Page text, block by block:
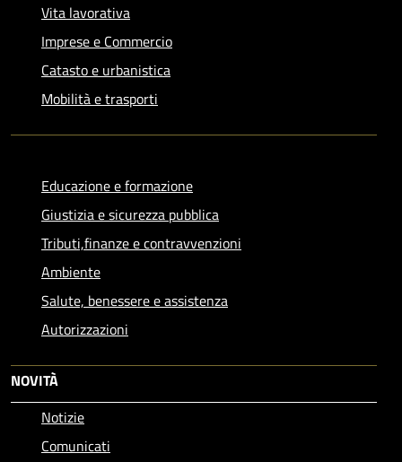
Vita lavorativa
Imprese e Commercio
Catasto e urbanistica
Mobilità e trasporti
Educazione e formazione
Giustizia e sicurezza pubblica
Tributi,finanze e contravvenzioni
Ambiente
Salute, benessere e assistenza
Autorizzazioni
NOVITÀ
Notizie
Comunicati